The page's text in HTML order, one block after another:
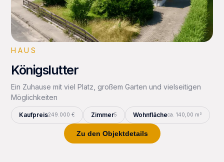
HAUS
Königslutter
Ein Zuhause mit viel Platz, großem Garten und vielseitigen
Möglichkeiten
Kaufpreis249.000 € Zimmer5 Wohnflächeca. 140,00 m²
Zu den Objektdetails